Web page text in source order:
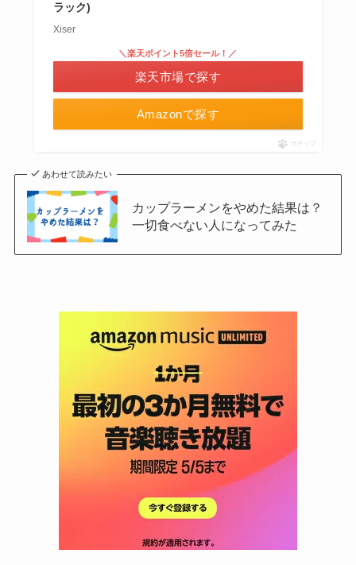
ラック)
Xiser
Amazonで探す
＼楽天ポイント5倍セール！／
楽天市場で探す
ポチップ
あわせて読みたい
カップラーメンをやめた結果は？
一切食べない人になってみた